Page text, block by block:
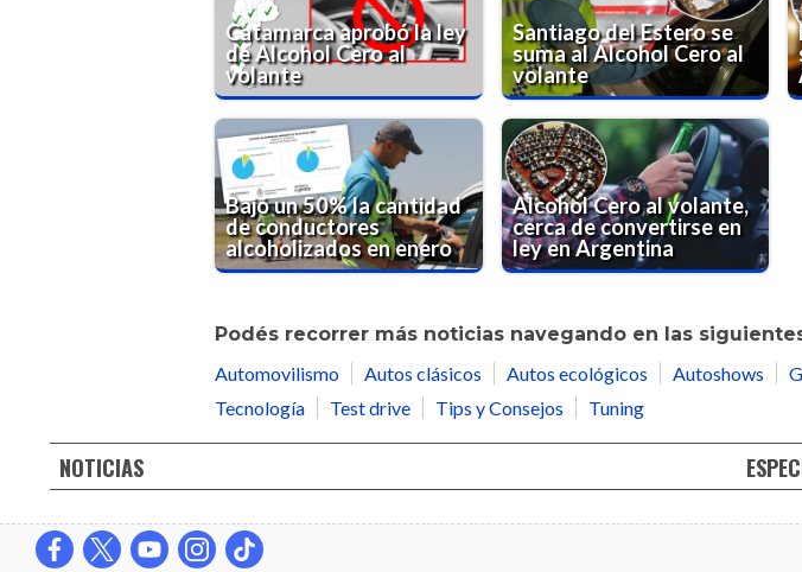
Catamarca aprobó la ley
de Alcohol Cero al
volante
Santiago del Estero se
suma al Alcohol Cero al
volante
Bajó un 50% la cantidad
de conductores
alcoholizados en enero
Alcohol Cero al volante,
cerca de convertirse en
ley en Argentina
Podés recorrer más noticias navegando en las
Automovilismo
Autos clásicos Autos ecológicos Autoshows
Tecnología
Test drive Tips y Consejos Tuning
NOTICIAS